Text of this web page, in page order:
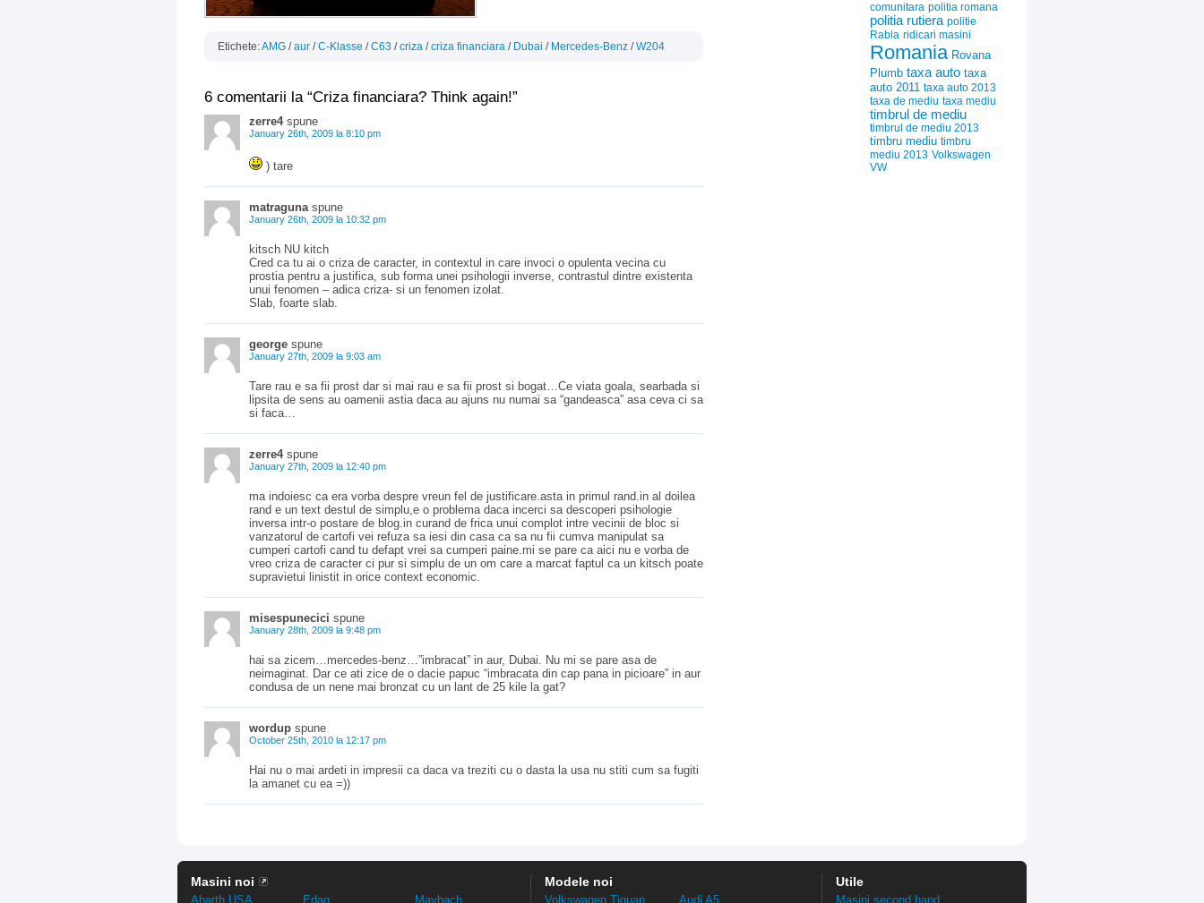
Etichete:AMG /aur /C-Klasse /C63 /criza /criza financiara / Dubai / Mercedes-Benz /W204
6 comentarii la “Criza financiara? Think again!”
zerre4spune
January 26th, 2009 la 8:10 pm
) tare
matragunaspune
January 26th, 2009 la 10:32 pm
kitsch NU kitch
Cred ca tu ai o criza de caracter, in contextul in care invoci o opulenta vecina cu
prostia pentru a justifica, sub forma unei psihologii inverse, contrastul dintre existenta
unui fenomen – adica criza- si un fenomen izolat.
Slab, foarte slab.
george spune
January 27th, 2009 la 9:03 am
Tare rau e sa fii prost dar si mai rau e sa fii prost si bogat…Ce viata goala, searbada si
lipsita de sens au oamenii astia daca au ajuns nu numai sa “gandeasca” asa ceva ci sa
si faca…
zerre4spune
January 27th, 2009 la 12:40 pm
ma indoiesc ca era vorba despre vreun fel de justificare.asta in primul rand.in al doilea
rand e un text destul de simplu,e o problema daca incerci sa descoperi psihologie
inversa intr-o postare de blog.in curand de frica unui complot intre vecinii de bloc si
vanzatorul de cartofi vei refuza sa iesi din casa ca sa nu fii cumva manipulat sa
cumperi cartofi cand tu defapt vrei sa cumperi paine.mi se pare ca aici nu e vorba de
vreo criza de caracter ci pur si simplu de un om care a marcat faptul ca un kitsch poate
supravietui linistit in orice context economic.
misespunecici spune
January 28th, 2009 la 9:48 pm
hai sa zicem…mercedes-benz…”imbracat” in aur, Dubai. Nu mi se pare asa de
neimaginat. Dar ce ati zice de o dacie papuc “imbracata din cap pana in picioare” in aur
condusa de un nene mai bronzat cu un lant de 25 kile la gat?
wordup spune
October 25th, 2010 la 12:17 pm
Hai nu o mai ardeti in impresii ca daca va treziti cu o dasta la usa nu stiti cum sa fugiti
la amanet cu ea =))
comunitara politia romana
politia rutiera politie
Rabla ridicari masini
Romania Rovana
Plumb taxa auto taxa
auto 2011 taxa auto 2013
taxa de mediu taxa mediu
timbrul de mediu
timbrul de mediu 2013
timbru mediu timbru
mediu 2013 Volkswagen
VW
Masini noi
Abarth USA
Edag
Maybach
Modele noi
Volkswagen Tiguan
Audi A5
Utile
Masini second hand